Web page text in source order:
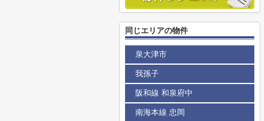
同じエリアの物件
泉大津市
我孫子
阪和線 和泉府中
南海本線 忠岡